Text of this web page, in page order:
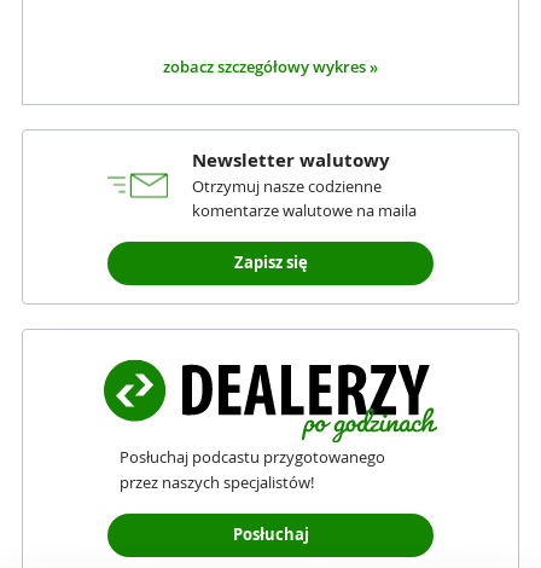
zobacz szczegółowy wykres »
Newsletter walutowy
Otrzymuj nasze codzienne
komentarze walutowe na maila
Zapisz się
Posłuchaj podcastu przygotowanego
przez naszych specjalistów!
Posłuchaj